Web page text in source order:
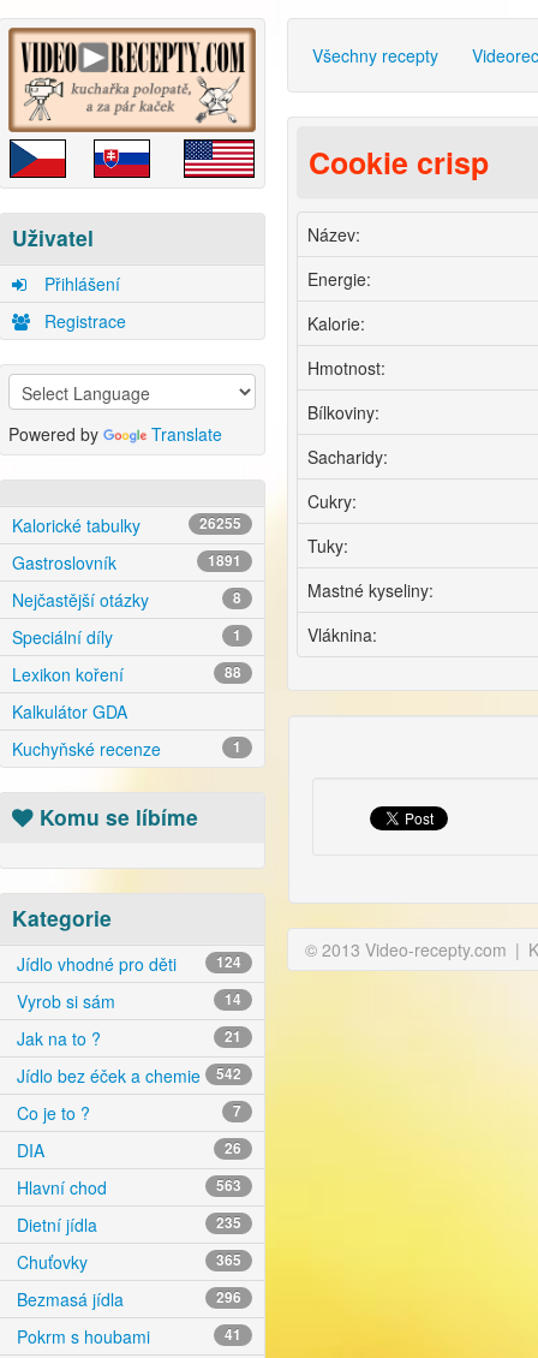
Uživatel
Přihlášení
Registrace
Powered by Translate
Kalorické tabulky 26255
Gastroslovník 1891
Nejčastější otázky 8
Speciální díly 1
Lexikon koření 88
Kalkulátor GDA
Kuchyňské recenze
1
Komu se líbíme
Kategorie
Jídlo vhodné pro děti 124
Vyrob si sám 14
Jak na to ? 21
Jídlo bez éček a chemie 542
Co je to ? 7
DIA 26
Hlavní chod 563
Dietní jídla 235
Chuťovky 365
Bezmasá jídla 296
Pokrm s houbami 41
Všechny recepty
Cookie crisp
Název:
Energie:
Kalorie:
Hmotnost:
Bílkoviny:
Sacharidy:
Cukry:
Tuky:
Mastné kyseliny:
Vláknina:
© 2013 Video-recepty.com |